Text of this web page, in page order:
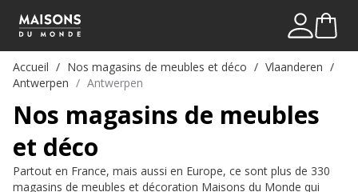
Mon
Me
Accueil Nos magasins de meubles et déco
Vlaanderen
Antwerpen
Antwerpen
Nos magasins de meubles
et déco
Partout en France, mais aussi en Europe, ce sont plus de 330
magasins de meubles et décoration Maisons du Monde qui